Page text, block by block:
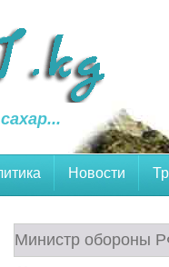
Новости
Министр обороны